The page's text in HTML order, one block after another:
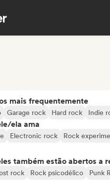
mais frequentemente
Garage rock Hard rock Indie
ela ama
Electronic rock Rock
também estão abertos a
rock Rock psicodélico Punk